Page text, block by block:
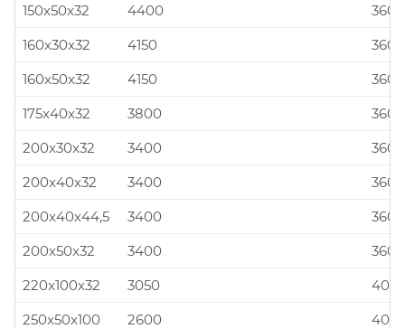
150x50x32
4400
160x30x32
4150
160x50x32
4150
175x40x32
3800
200x30x32
3400
200x40x32
3400
200x40x44,5
3400
200x50x32
3400
220x100x32
3050
250x50x100
2600